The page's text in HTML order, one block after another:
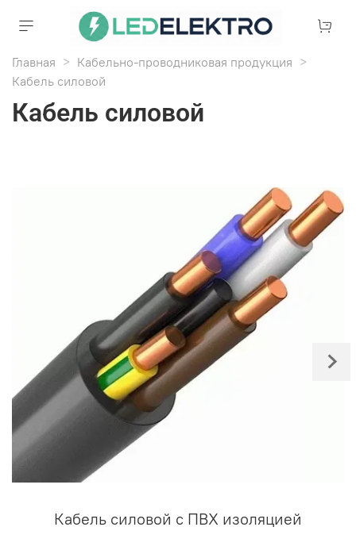
Главная
Кабельно-проводниковая продукция
Кабель силовой
Кабель силовой
Кабель силовой с ПВХ изоляцией